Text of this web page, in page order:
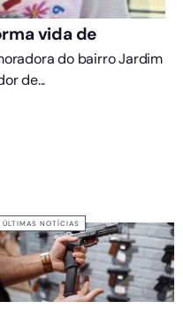
vida de
do bairro Jardim
de...
ÚLTIMAS NOTÍCIAS